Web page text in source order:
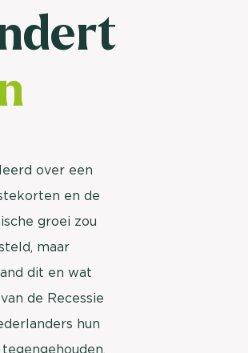
over een
en de
groei zou
maar
dit en wat
de Recessie
hun